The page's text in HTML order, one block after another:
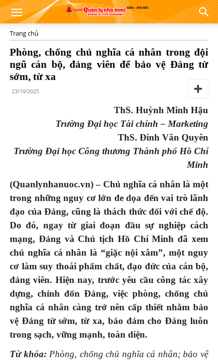
Trang chủ
Phòng, chống chủ nghĩa cá nhân trong đội
ngũ cán bộ, đảng viên để bảo vệ Đảng từ
sớm, từ xa
23/10/2025
ThS. Huỳnh Minh Hậu
Trường Đại học Tài chính – Marketing
ThS. Đinh Văn Quyên
Trường Đại học Công thương Thành phố Hồ Chí
Minh
(Quanlynhanuoc.vn) – Chủ nghĩa cá nhân là một
trong những nguy cơ lớn đe dọa đến vai trò lãnh
đạo của Đảng, cũng là thách thức đối với chế độ.
Do đó, ngay từ giai đoạn đầu sự nghiệp cách
mạng, Đảng và Chủ tịch Hồ Chí Minh đã xem
chủ nghĩa cá nhân là “giặc nội xâm”, một nguy
cơ làm suy thoái phẩm chất, đạo đức của cán bộ,
đảng viên. Hiện nay, trước yêu cầu công tác xây
dựng, chỉnh đốn Đảng, việc phòng, chống chủ
nghĩa cá nhân càng trở nên cấp thiết nhằm bảo
vệ Đảng từ sớm, từ xa, bảo đảm cho Đảng luôn
trong sạch, vững mạnh, toàn diện.
Từ khóa: Phòng, chống chủ nghĩa cá nhân; bảo vệ